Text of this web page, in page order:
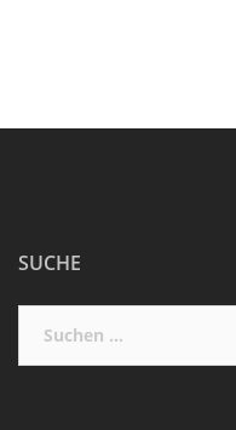
SUCHE
nach: